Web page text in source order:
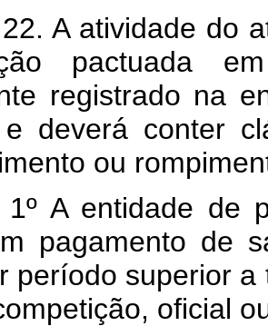
atividade do
pactuada
registrado na
e deverá conter
ou
de
pagamento de
período superior
oficial